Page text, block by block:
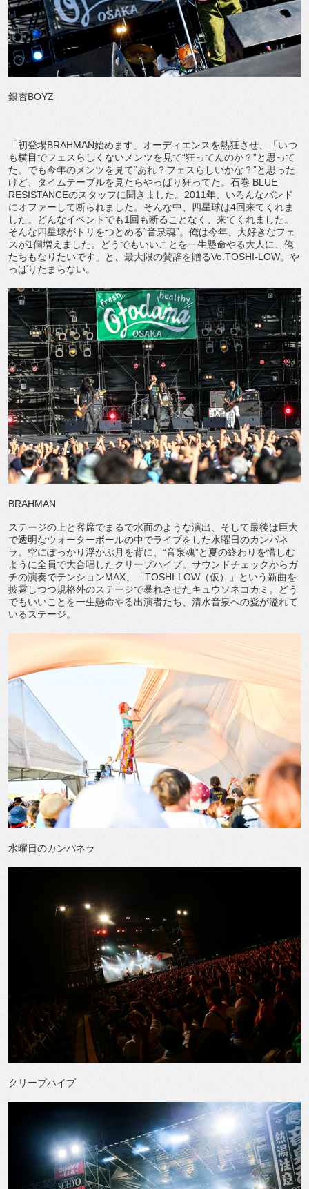
銀杏BOYZ
「初登場BRAHMAN始めます」オーディエンスを熱狂させ、「いつ
も横目でフェスらしくないメンツを見て“狂ってんのか？”と思って
た。でも今年のメンツを見て“あれ？フェスらしいかな？”と思った
けど、タイムテーブルを見たらやっぱり狂ってた。石巻 BLUE
RESISTANCEのスタッフに聞きました。2011年、いろんなバンド
にオファーして断られました。そんな中、四星球は4回来てくれま
した。どんなイベントでも1回も断ることなく、来てくれました。
そんな四星球がトリをつとめる“音泉魂”。俺は今年、大好きなフェ
スが1個増えました。どうでもいいことを一生懸命やる大人に、俺
たちもなりたいです」と、最大限の賛辞を贈るVo.TOSHI-LOW。や
っぱりたまらない。
BRAHMAN
ステージの上と客席でまるで水面のような演出、そして最後は巨大
で透明なウォーターボールの中でライブをした水曜日のカンパネ
ラ。空にぽっかり浮かぶ月を背に、“音泉魂”と夏の終わりを惜しむ
ように全員で大合唱したクリープハイプ。サウンドチェックからガ
チの演奏でテンションMAX、「TOSHI-LOW（仮）」という新曲を
披露しつつ規格外のステージで暴れさせたキュウソネコカミ。どう
でもいいことを一生懸命やる出演者たち、清水音泉への愛が溢れて
いるステージ。
水曜日のカンパネラ
クリープハイプ